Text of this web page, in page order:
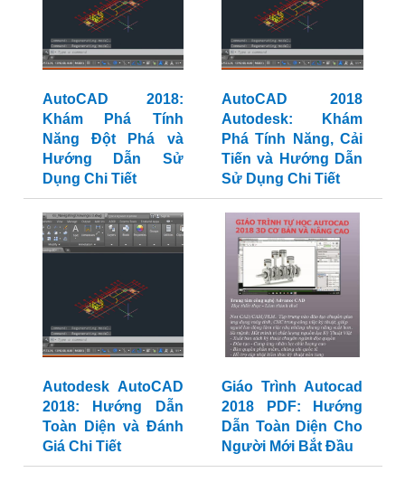
AutoCAD 2018:
Khám Phá Tính
Năng Đột Phá và
Hướng Dẫn Sử
Dụng Chi Tiết
AutoCAD 2018
Autodesk: Khám
Phá Tính Năng, Cải
Tiến và Hướng Dẫn
Sử Dụng Chi Tiết
Autodesk AutoCAD
2018: Hướng Dẫn
Toàn Diện và Đánh
Giá Chi Tiết
Giáo Trình Autocad
2018 PDF: Hướng
Dẫn Toàn Diện Cho
Người Mới Bắt Đầu